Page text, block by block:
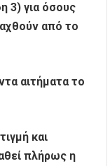
3) για όσους
από το
αιτήματα το
και
πλήρως η